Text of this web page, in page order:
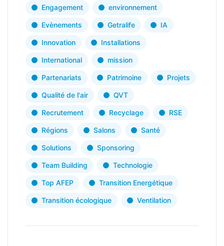
Engagement environnement
Evènements Getralife IA
Innovation Installations
International mission
Partenariats Patrimoine Projets
Qualité de l'air QVT
Recrutement Recyclage RSE
Régions Salons Santé
Solutions Sponsoring
Team Building Technologie
Top AFEP Transition Energétique
Transition écologique Ventilation